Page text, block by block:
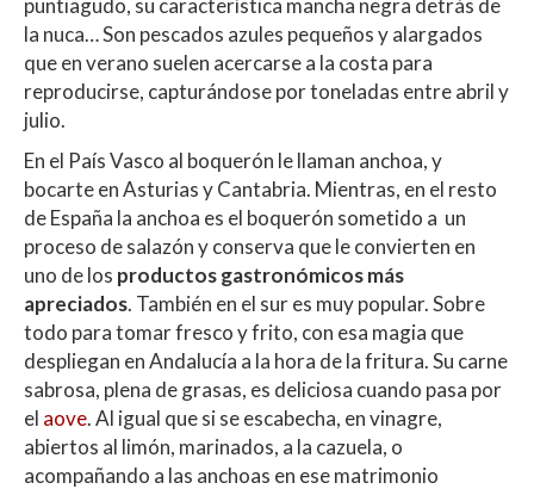
puntiagudo, su característica mancha negra detrás de
la nuca… Son pescados azules pequeños y alargados
que en verano suelen acercarse a la costa para
reproducirse, capturándose por toneladas entre abril y
julio.
En el País Vasco al boquerón le llaman anchoa, y
bocarte en Asturias y Cantabria. Mientras, en el resto
de España la anchoa es el boquerón sometido a un
proceso de salazón y conserva que le convierten en
uno de los productos gastronómicos más
apreciados. También en el sur es muy popular. Sobre
todo para tomar fresco y frito, con esa magia que
despliegan en Andalucía a la hora de la fritura. Su carne
sabrosa, plena de grasas, es deliciosa cuando pasa por
el aove. Al igual que si se escabecha, en vinagre,
abiertos al limón, marinados, a la cazuela, o
acompañando a las anchoas en ese matrimonio